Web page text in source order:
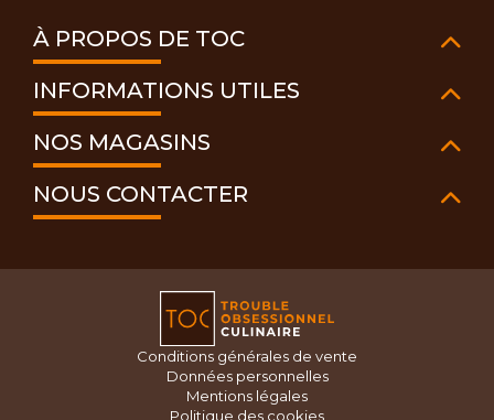
À PROPOS DE TOC
INFORMATIONS UTILES
NOS MAGASINS
NOUS CONTACTER
Conditions générales de vente
Données personnelles
Mentions légales
Politique des cookies